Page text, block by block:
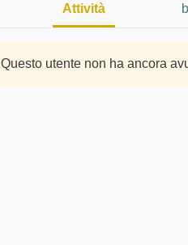
Attività
Questo utente non ha ancora